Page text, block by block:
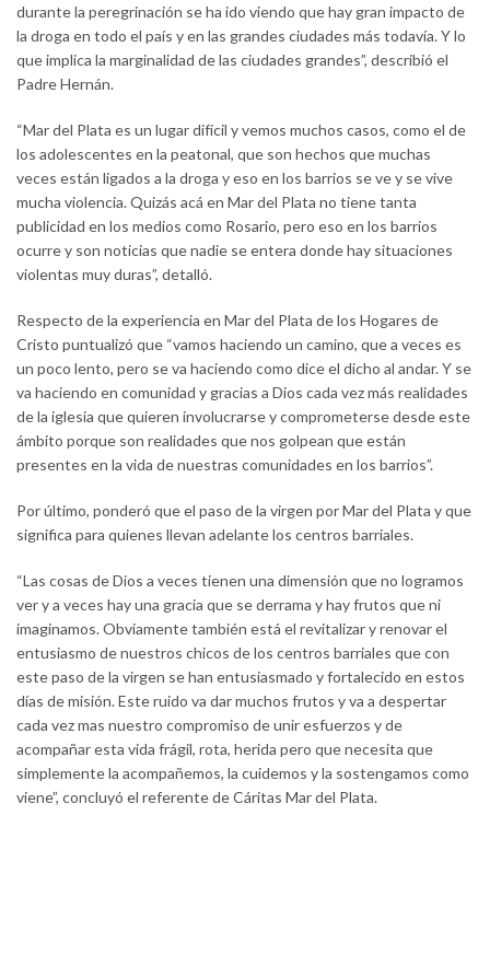
durante la peregrinación se ha ido viendo que hay gran impacto de
la droga en todo el país y en las grandes ciudades más todavía. Y lo
que implica la marginalidad de las ciudades grandes”, describió el
Padre Hernán.
“Mar del Plata es un lugar difícil y vemos muchos casos, como el de
los adolescentes en la peatonal, que son hechos que muchas
veces están ligados a la droga y eso en los barrios se ve y se vive
mucha violencia. Quizás acá en Mar del Plata no tiene tanta
publicidad en los medios como Rosario, pero eso en los barrios
ocurre y son noticias que nadie se entera donde hay situaciones
violentas muy duras”, detalló.
Respecto de la experiencia en Mar del Plata de los Hogares de
Cristo puntualizó que “vamos haciendo un camino, que a veces es
un poco lento, pero se va haciendo como dice el dicho al andar. Y se
va haciendo en comunidad y gracias a Dios cada vez más realidades
de la iglesia que quieren involucrarse y comprometerse desde este
ámbito porque son realidades que nos golpean que están
presentes en la vida de nuestras comunidades en los barrios”.
Por último, ponderó que el paso de la virgen por Mar del Plata y que
significa para quienes llevan adelante los centros barriales.
“Las cosas de Dios a veces tienen una dimensión que no logramos
ver y a veces hay una gracia que se derrama y hay frutos que ni
imaginamos. Obviamente también está el revitalizar y renovar el
entusiasmo de nuestros chicos de los centros barriales que con
este paso de la virgen se han entusiasmado y fortalecido en estos
días de misión. Este ruido va dar muchos frutos y va a despertar
cada vez mas nuestro compromiso de unir esfuerzos y de
acompañar esta vida frágil, rota, herida pero que necesita que
simplemente la acompañemos, la cuidemos y la sostengamos como
viene”, concluyó el referente de Cáritas Mar del Plata.